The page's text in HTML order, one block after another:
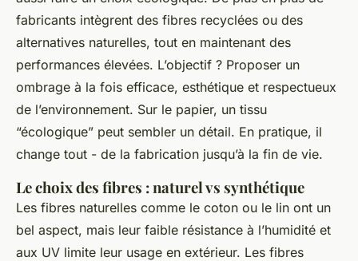
fabricants intègrent des fibres recyclées ou des
alternatives naturelles, tout en maintenant des
performances élevées. L’objectif ? Proposer un
ombrage à la fois efficace, esthétique et respectueux
de l’environnement. Sur le papier, un tissu
“écologique” peut sembler un détail. En pratique, il
change tout - de la fabrication jusqu’à la fin de vie.
Le choix des fibres : naturel vs synthétique
Les fibres naturelles comme le coton ou le lin ont un
bel aspect, mais leur faible résistance à l’humidité et
aux UV limite leur usage en extérieur. Les fibres